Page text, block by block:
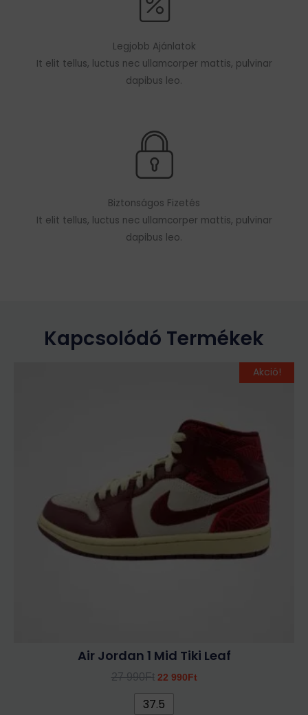
Legjobb Ajánlatok
It elit tellus, luctus nec ullamcorper mattis, pulvinar
dapibus leo.
Biztonságos Fizetés
It elit tellus, luctus nec ullamcorper mattis, pulvinar
dapibus leo.
Kapcsolódó Termékek
Akció!
Air Jordan 1 Mid Tiki Leaf
27 990Ft
990Ft.
22 990Ft
990Ft.
variációja
van.
változatok
a
termékoldalon
választhatók
ki
37.5